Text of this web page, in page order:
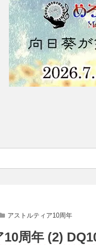
アストルティア10周年
周年 (2)